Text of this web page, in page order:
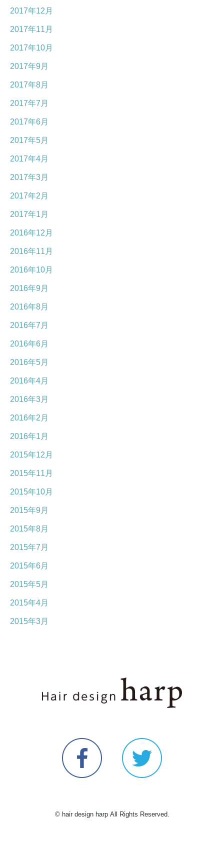
2017年12月
2017年11月
2017年10月
2017年9月
2017年8月
2017年7月
2017年6月
2017年5月
2017年4月
2017年3月
2017年2月
2017年1月
2016年12月
2016年11月
2016年10月
2016年9月
2016年8月
2016年7月
2016年6月
2016年5月
2016年4月
2016年3月
2016年2月
2016年1月
2015年12月
2015年11月
2015年10月
2015年9月
2015年8月
2015年7月
2015年6月
2015年5月
2015年4月
2015年3月
© hair design harp All Rights Reserved.